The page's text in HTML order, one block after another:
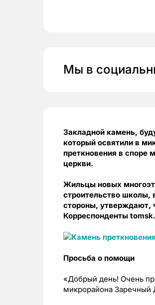
Мы в
Закладной камень,
который освятили в
преткновения в споре
церкви.
Жильцы новых
строительство школы,
стороны, утверждают,
Корреспонденты tomsk.
Просьба о помощи
«Добрый день! Очень
микрорайона Заречный